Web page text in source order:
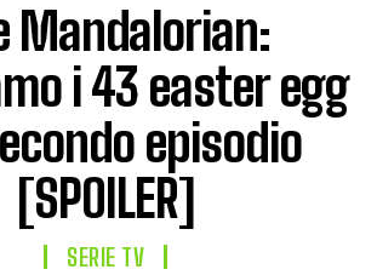
Mandalorian:
i 43 easter egg
episodio
[SPOILER]
SERIE TV